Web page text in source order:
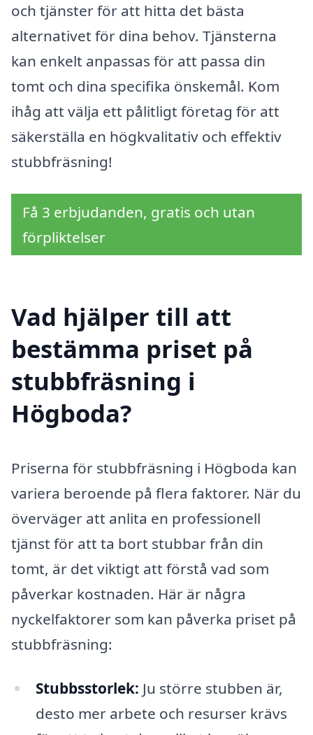
och tjänster för att hitta det bästa
alternativet för dina behov. Tjänsterna
kan enkelt anpassas för att passa din
tomt och dina specifika önskemål. Kom
ihåg att välja ett pålitligt företag för att
säkerställa en högkvalitativ och effektiv
stubbfräsning!
Få 3 erbjudanden, gratis och utan
förpliktelser
Vad hjälper till att
bestämma priset på
stubbfräsning i
Högboda?
Priserna för stubbfräsning i Högboda kan
variera beroende på flera faktorer. När du
överväger att anlita en professionell
tjänst för att ta bort stubbar från din
tomt, är det viktigt att förstå vad som
påverkar kostnaden. Här är några
nyckelfaktorer som kan påverka priset på
stubbfräsning:
Stubbsstorlek: Ju större stubben är,
desto mer arbete och resurser krävs